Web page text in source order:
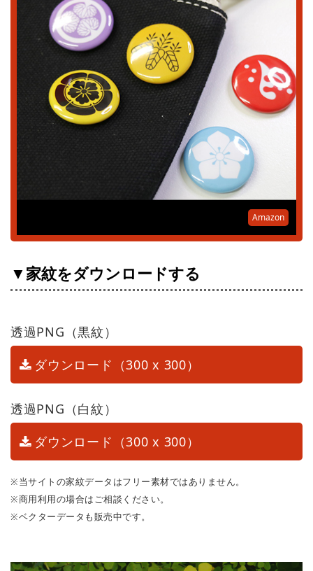
Amazon
▼家紋をダウンロードする
透過PNG（黒紋）
ダウンロード（300 x 300）
透過PNG（白紋）
ダウンロード（300 x 300）
※当サイトの家紋データはフリー素材ではありません。
※商用利用の場合はご相談ください。
※ベクターデータも販売中です。